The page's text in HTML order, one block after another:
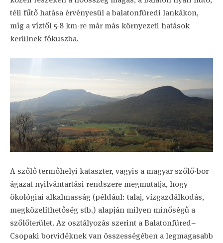
téli fűtő hatása érvényesül a balatonfüredi lankákon,
míg a víztől 5-8 km-re már más környezeti hatások
kerülnek fókuszba.
A szőlő termőhelyi kataszter, vagyis a magyar szőlő-bor
ágazat nyilvántartási rendszere megmutatja, hogy
ökológiai alkalmasság (például: talaj, vízgazdálkodás,
megközelíthetőség stb.) alapján milyen minőségű a
szőlőterület. Az osztályozás szerint a Balatonfüred–
Csopaki borvidéknek van összességében a legmagasabb